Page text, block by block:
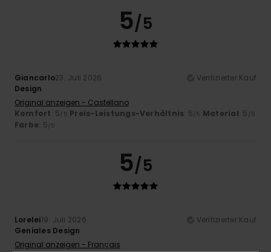
5/5
Giancarlo23. Juli 2026
Verifizierter Kauf
Design
Original anzeigen - Castellano
Komfort: 5/5 Preis-Leistungs-Verhältnis: 5/5 Material: 5 /5
Farbe: 5/5
5/5
Lorelei19. Juli 2026
Verifizierter Kauf
Geniales Design
Original anzeigen - Français